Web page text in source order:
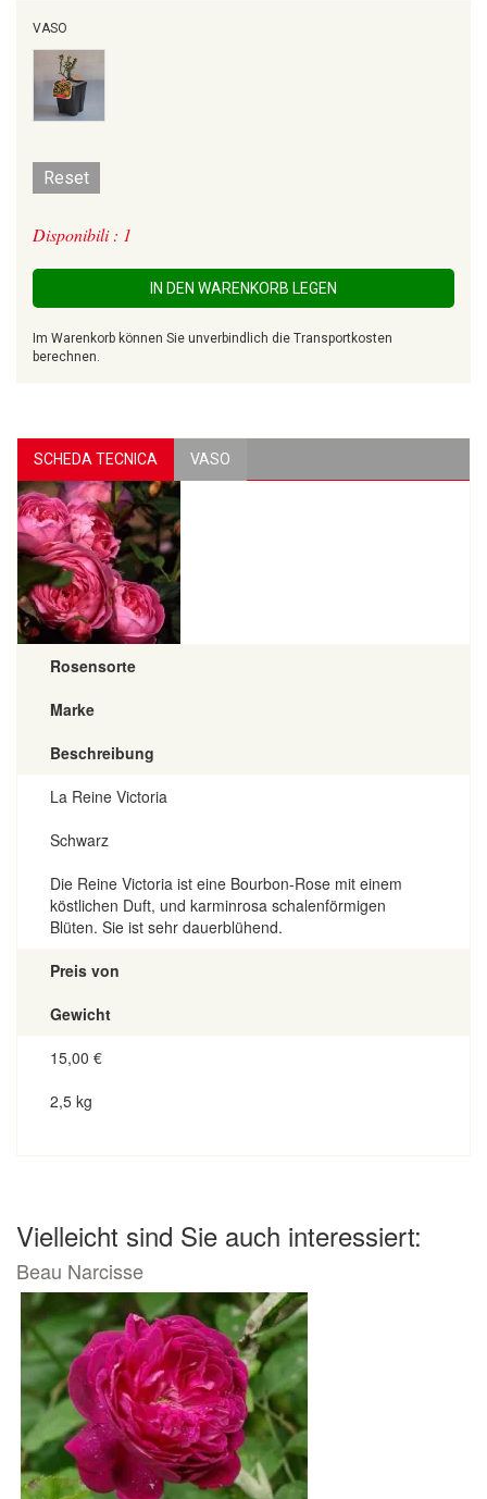
VASO
Reset
Disponibili : 1
IN DEN WARENKORB LEGEN
Im Warenkorb können Sie unverbindlich die Transportkosten
berechnen.
SCHEDA TECNICA VASO
Rosensorte
Marke
Beschreibung
La Reine Victoria
Schwarz
Die Reine Victoria ist eine Bourbon-Rose mit einem
köstlichen Duft, und karminrosa schalenförmigen
Blüten. Sie ist sehr dauerblühend.
Preis von
Gewicht
15,00 €
2,5 kg
Vielleicht sind Sie auch interessiert:
Beau Narcisse